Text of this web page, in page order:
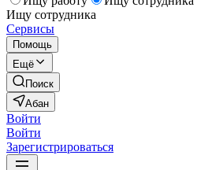
Ищу сотрудника
Сервисы
Помощь
Ещё
Поиск
Абан
Войти
Войти
Зарегистрироваться